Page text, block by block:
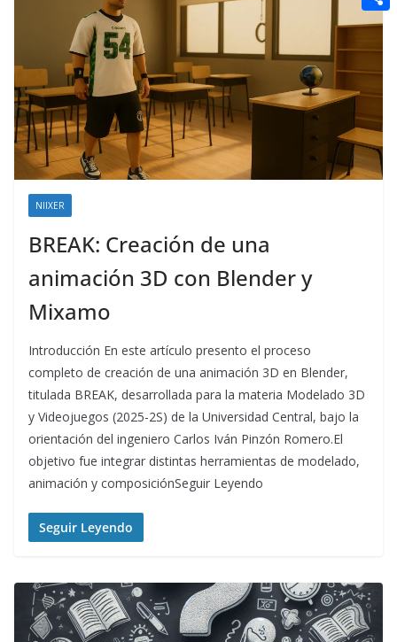
NIIXER
BREAK: Creación de una
animación 3D con Blender y
Mixamo
Introducción En este artículo presento el proceso
completo de creación de una animación 3D en Blender,
titulada BREAK, desarrollada para la materia Modelado 3D
y Videojuegos (2025-2S) de la Universidad Central, bajo la
orientación del ingeniero Carlos Iván Pinzón Romero.El
objetivo fue integrar distintas herramientas de modelado,
animación y composiciónSeguir Leyendo
Seguir Leyendo
n
e
r
e
r
e
s
t
a
l
d
d
t
C
o
a
r